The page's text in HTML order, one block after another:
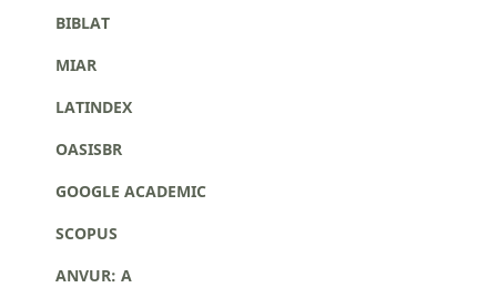
BIBLAT
MIAR
LATINDEX
OASISBR
GOOGLE ACADEMIC
SCOPUS
ANVUR: A